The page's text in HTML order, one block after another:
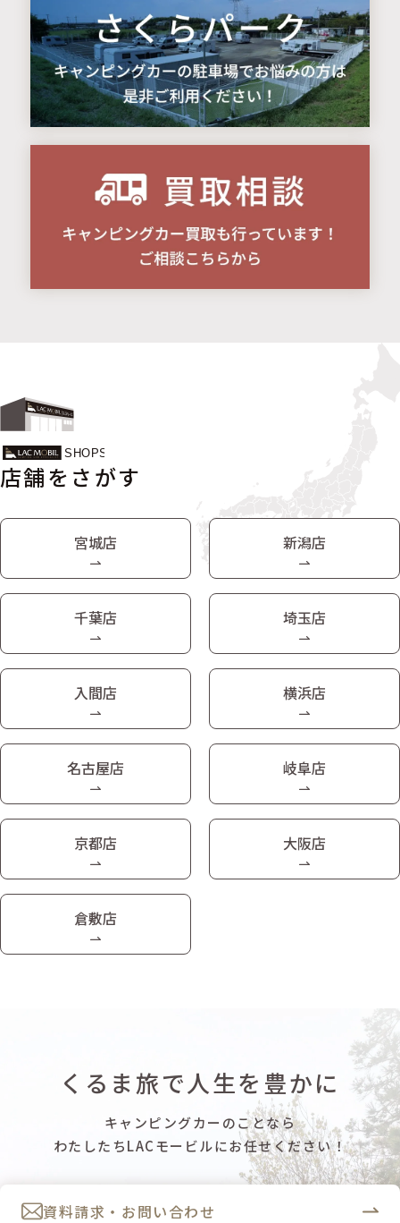
店舗をさがす
宮城店 新潟店
千葉店 埼玉店
入間店 横浜店
名古屋店 岐阜店
京都店 大阪店
倉敷店
くるま旅で人生を豊かに
キャンピングカーのことなら
わたしたちLACモービルにお任せください！
資料請求・お問い合わせ